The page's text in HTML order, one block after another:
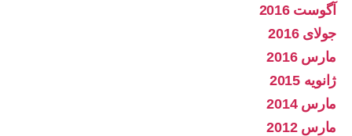
آگوست 2016
جولای 2016
مارس 2016
ژانویه 2015
مارس 2014
مارس 2012